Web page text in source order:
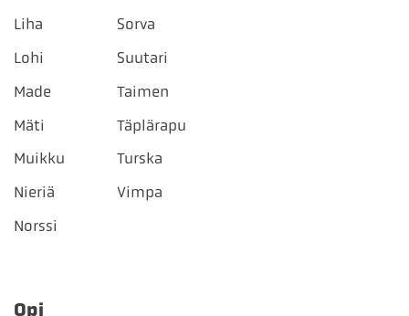
Liha
Lohi
Made
Mäti
Muikku
Nieriä
Norssi
Sorva
Suutari
Taimen
Täplärapu
Turska
Vimpa
Opi